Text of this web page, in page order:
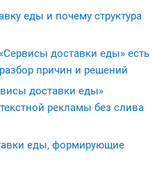
еды и почему структура
доставки еды» есть
причин и решений
доставки еды»
рекламы без слива
еды, формирующие